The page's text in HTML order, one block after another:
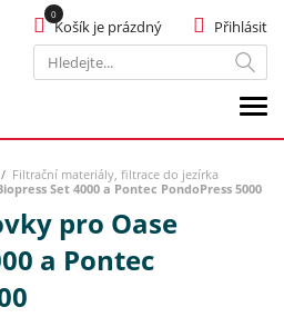
Hledat
Přihlásit
Košík je prázdný
Filtrační materiály, filtrace do jezírka
Set 4000 a Pontec PondoPress 5000
pro Oase
a Pontec